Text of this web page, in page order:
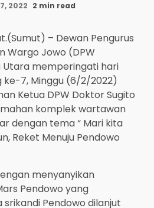
2022 2 min read
– Dewan Pengurus
Wargo Jowo (DPW
Utara memperingati hari
ke-7, Minggu (6/2/2022)
Ketua DPW Doktor Sugito
komplek wartawan
dengan tema “ Mari kita
Reket Menuju Pendowo
menyanyikan
Pendowo yang
Pendowo dilanjut